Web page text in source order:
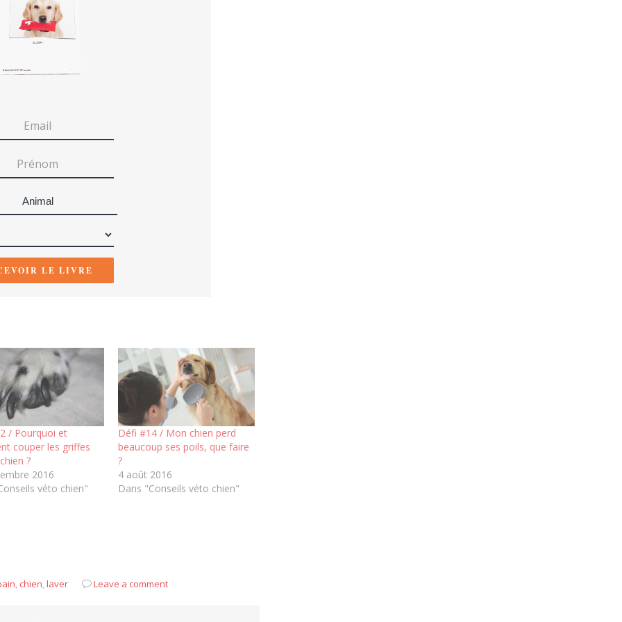
Animal
LE LIVRE
/ Pourquoi et
couper les griffes
?
2016
véto chien"
Défi #14 / Mon chien perd
beaucoup ses poils, que faire
?
4 août 2016
Dans "Conseils véto chien"
, chien,laver Leave a comment